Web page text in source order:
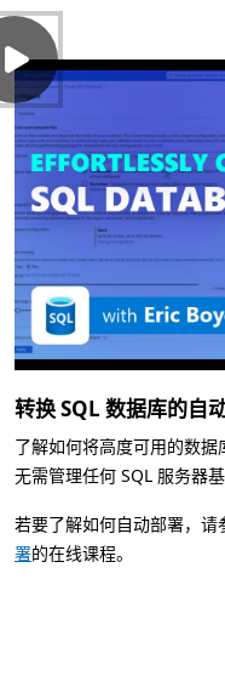
转换 SQL 数据库的自
了解如何将高度可用的数
无需管理任何 SQL 服务器基
若要了解如何自动部署，请
署的在线课程。